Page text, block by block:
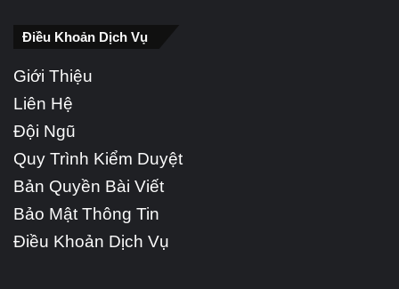
Điều Khoản Dịch Vụ
Giới Thiệu
Liên Hệ
Đội Ngũ
Quy Trình Kiểm Duyệt
Bản Quyền Bài Viết
Bảo Mật Thông Tin
Điều Khoản Dịch Vụ